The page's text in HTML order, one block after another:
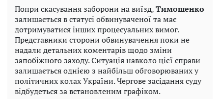
Попри скасування заборони на виїзд,Тимошенко
залишається в статусі обвинуваченої та має
дотримуватися інших процесуальних вимог.
Представники сторони обвинувачення поки не
надали детальних коментарів щодо зміни
запобіжного заходу. Ситуація навколо цієї справи
залишається однією з найбільш обговорюваних у
політичних колах України. Чергове засідання суду
відбудеться за встановленим графіком.